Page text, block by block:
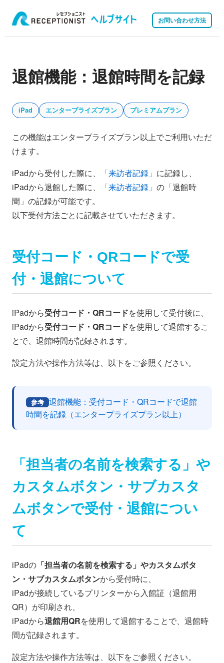
お問い合わせ方法
退館機能：退館時間を記録
iPad エンタープライズプラン プレミアムプラン
この機能はエンタープライズプラン以上でご利用いただ
けます。
iPadから受付した際に、
「来訪者記録」 に記録し、
iPadから退館した際に、
「来訪者記録」 の「退館時
間」の記録が可能です。
以下受付方法ごとに記載させていただきます。
受付コード・QRコードで受
付・退館について
iPadから受付コード・QRコードを使用して受付後に、
iPadから受付コード・QRコードを使用して退館するこ
とで、退館時間が記録されます。
設定方法や操作方法等は、以下をご参照ください。
参考 退館機能：受付コード・QRコードで退館
時間を記録（エンタープライズプラン以上）
「担当者の名前を検索する」や
カスタムボタン・サブカスタ
ムボタンで受付・退館につい
て
iPadの 「担当者の名前を検索する」やカスタムボタ
ン・サブカスタムボタンから受付時に、
iPadが接続しているプリンターから入館証（退館用
QR）が印刷され、
iPadから退館用QRを使用して退館することで、退館時
間が記録されます。
設定方法や操作方法等は、以下をご参照ください。